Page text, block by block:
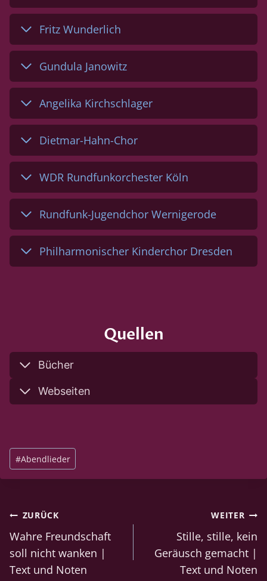
Fritz Wunderlich
Gundula Janowitz
Angelika Kirchschlager
Dietmar-Hahn-Chor
WDR Rundfunkorchester Köln
Rundfunk-Jugendchor Wernigerode
Philharmonischer Kinderchor Dresden
Quellen
Bücher
Webseiten
Schlagworte:
#Abendlieder
Beitragsnavigation
ZURÜCK
Wahre Freundschaft
soll nicht wanken |
Text und Noten
WEITER
Stille, stille, kein
Geräusch gemacht |
Text und Noten